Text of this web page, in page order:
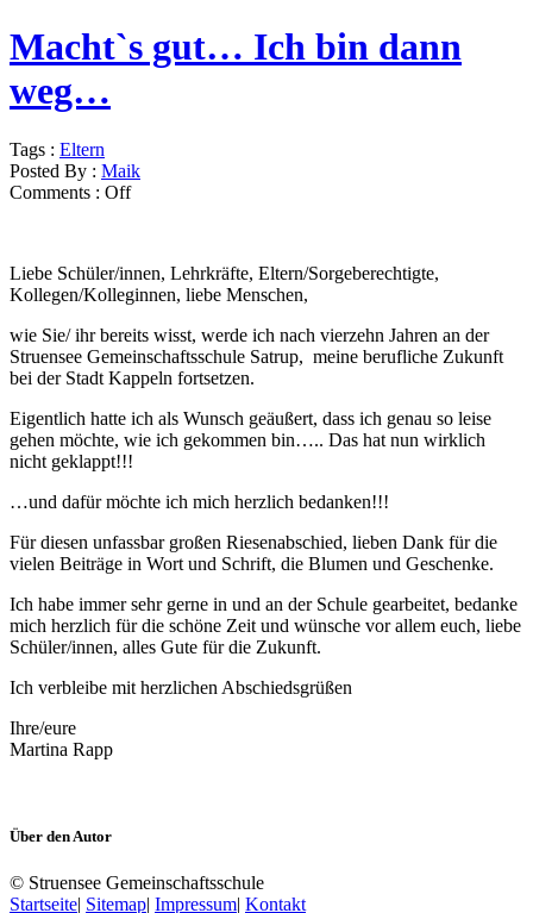
Macht`s gut… Ich bin dann
weg…
Tags : Eltern
Posted By : Maik
Comments : Off
Liebe Schüler/innen, Lehrkräfte, Eltern/Sorgeberechtigte,
Kollegen/Kolleginnen, liebe Menschen,
wie Sie/ ihr bereits wisst, werde ich nach vierzehn Jahren an der
Struensee Gemeinschaftsschule Satrup, meine berufliche Zukunft
bei der Stadt Kappeln fortsetzen.
Eigentlich hatte ich als Wunsch geäußert, dass ich genau so leise
gehen möchte, wie ich gekommen bin….. Das hat nun wirklich
nicht geklappt!!!
…und dafür möchte ich mich herzlich bedanken!!!
Für diesen unfassbar großen Riesenabschied, lieben Dank für die
vielen Beiträge in Wort und Schrift, die Blumen und Geschenke.
Ich habe immer sehr gerne in und an der Schule gearbeitet, bedanke
mich herzlich für die schöne Zeit und wünsche vor allem euch, liebe
Schüler/innen, alles Gute für die Zukunft.
Ich verbleibe mit herzlichen Abschiedsgrüßen
Ihre/eure
Martina Rapp
Über den Autor
© Struensee Gemeinschaftsschule
Startseite| Sitemap| Impressum| Kontakt